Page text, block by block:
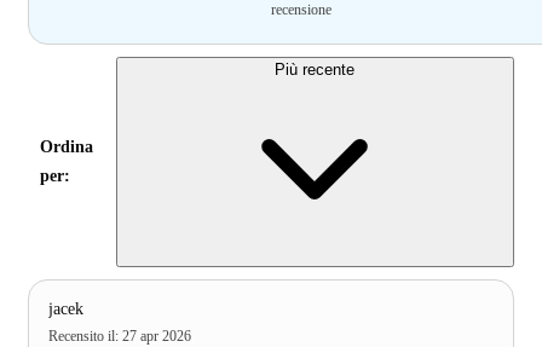
recensione
Ordina
per:
Più recente
jacek
Recensito il: 27 apr 2026